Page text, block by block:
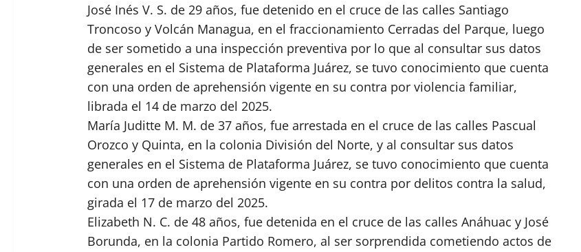
José Inés V. S. de 29 años, fue detenido en el cruce de las calles Santiago
Troncoso y Volcán Managua, en el fraccionamiento Cerradas del Parque, luego
de ser sometido a una inspección preventiva por lo que al consultar sus datos
generales en el Sistema de Plataforma Juárez, se tuvo conocimiento que cuenta
con una orden de aprehensión vigente en su contra por violencia familiar,
librada el 14 de marzo del 2025.
María Juditte M. M. de 37 años, fue arrestada en el cruce de las calles Pascual
Orozco y Quinta, en la colonia División del Norte, y al consultar sus datos
generales en el Sistema de Plataforma Juárez, se tuvo conocimiento que cuenta
con una orden de aprehensión vigente en su contra por delitos contra la salud,
girada el 17 de marzo del 2025.
Elizabeth N. C. de 48 años, fue detenida en el cruce de las calles Anáhuac y José
Borunda, en la colonia Partido Romero, al ser sorprendida cometiendo actos de